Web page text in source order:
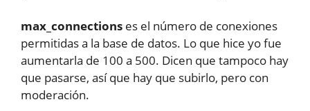
max_connections es el número de conexiones
permitidas a la base de datos. Lo que hice yo fue
aumentarla de 100 a 500. Dicen que tampoco hay
que pasarse, así que hay que subirlo, pero con
moderación.